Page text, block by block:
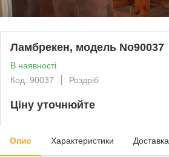
Ламбрекен, модель No90037
В наявності
Код: 90037
Роздріб
Ціну уточнюйте
Опис Характеристики Доставка